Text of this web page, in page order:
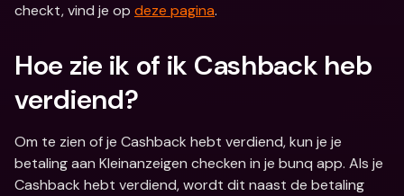
checkt, vind je op deze pagina.
Hoe zie ik of ik Cashback heb
verdiend?
Om te zien of je Cashback hebt verdiend, kun je je
betaling aan Kleinanzeigen checken in je bunq app. Als je
Cashback hebt verdiend, wordt dit naast de betaling